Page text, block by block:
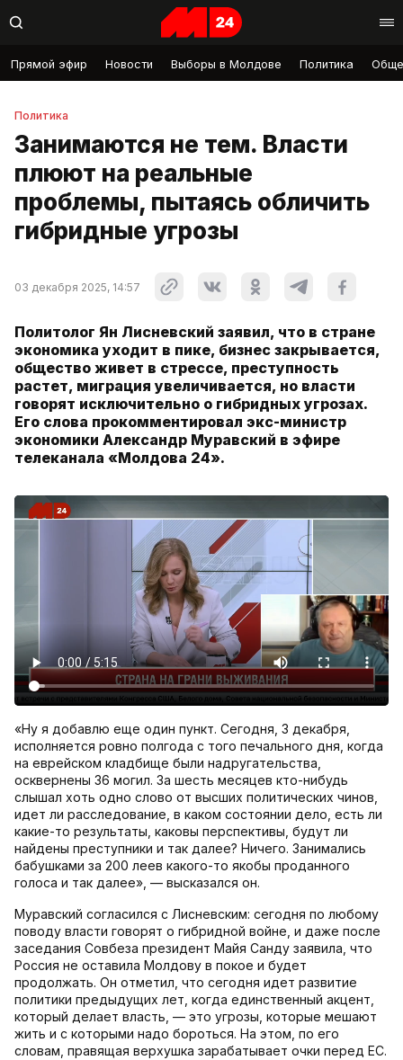
Прямой эфир Новости Выборы в Молдове Политика
Политика
Занимаются не тем. Власти
плюют на реальные
проблемы, пытаясь обличить
гибридные угрозы
03 декабря 2025, 14:57
Политолог Ян Лисневский заявил, что в стране
экономика уходит в пике, бизнес закрывается,
общество живет в стрессе, преступность
растет, миграция увеличивается, но власти
говорят исключительно о гибридных угрозах.
Его слова прокомментировал экс-министр
экономики Александр Муравский в эфире
телеканала «Молдова 24».
«Ну я добавлю еще один пункт. Сегодня, 3 декабря,
исполняется ровно полгода с того печального дня, когда
на еврейском кладбище были надругательства,
осквернены 36 могил. За шесть месяцев кто-нибудь
слышал хоть одно слово от высших политических чинов,
идет ли расследование, в каком состоянии дело, есть ли
какие-то результаты, каковы перспективы, будут ли
найдены преступники и так далее? Ничего. Занимались
бабушками за 200 леев какого-то якобы проданного
голоса и так далее», — высказался он.
Муравский согласился с Лисневским: сегодня по любому
поводу власти говорят о гибридной войне, и даже после
заседания Совбеза президент Майя Санду заявила, что
Россия не оставила Молдову в покое и будет
продолжать. Он отметил, что сегодня идет развитие
политики предыдущих лет, когда единственный акцент,
который делает власть, — это угрозы, которые мешают
жить и с которыми надо бороться. На этом, по его
словам, правящая верхушка зарабатывает очки перед ЕС.